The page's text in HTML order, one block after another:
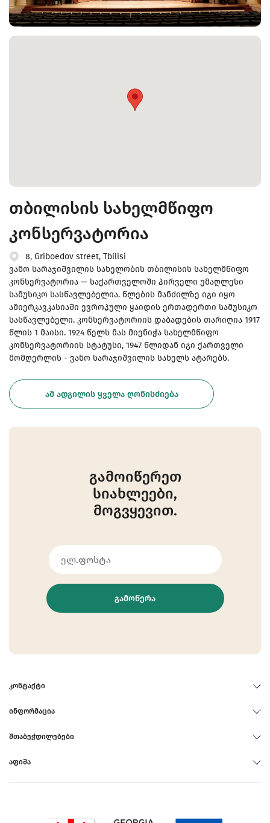
თბილისის სახელმწიფო
კონსერვატორია
8, Griboedov street, Tbilisi
ვანო სარაჯიშვილის სახელობის თბილისის სახელმწიფო
კონსერვატორია — საქართველოში პირველი უმაღლესი
სამუსიკო სასწავლებელია. წლების მანძილზე იგი იყო
ამიერკავკასიაში ევროპული ყაიდის ერთადერთი სამუსიკო
სასწავლებელი. კონსერვატორიის დაბადების თარიღია 1917
წლის 1 მაისი. 1924 წელს მას მიენიჭა სახელმწიფო
კონსერვატორიის სტატუსი, 1947 წლიდან იგი ქართველი
მომღერლის - ვანო სარაჯიშვილის სახელს ატარებს.
ᲐᲛ ᲐᲓᲒᲘᲚᲘᲡ ᲧᲕᲔᲚᲐ ᲦᲝᲜᲘᲡᲫᲘᲔᲑᲐ
გამოიწერეთ
სიახლეები,
მოგვყევით.
ᲒᲐᲛᲝᲬᲔᲠᲐ
ᲙᲝᲜᲢᲐᲥᲢᲘ
ᲘᲜᲤᲝᲠᲛᲐᲪᲘᲐ
ᲨᲗᲐᲑᲔᲭᲓᲘᲚᲔᲑᲔᲑᲘ
ᲐᲤᲘᲨᲐ